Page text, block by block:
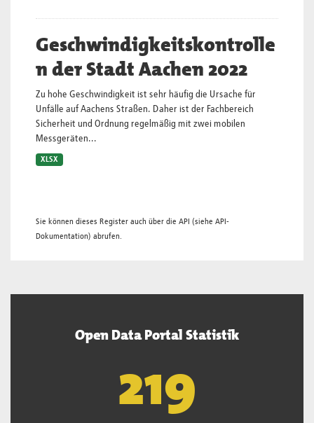
Geschwindigkeitskontrolle
n der Stadt Aachen 2022
Zu hohe Geschwindigkeit ist sehr häufig die Ursache für
Unfälle auf Aachens Straßen. Daher ist der Fachbereich
Sicherheit und Ordnung regelmäßig mit zwei mobilen
Messgeräten...
XLSX
Sie können dieses Register auch über die API (siehe API-
Dokumentation) abrufen.
Open Data Portal Statistik
221